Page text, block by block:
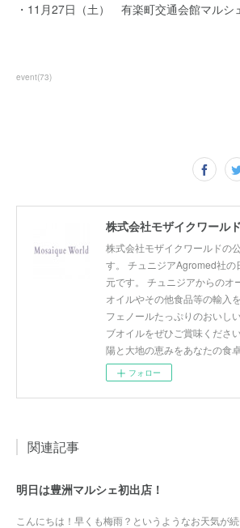
・11月27日（土） 有楽町交通会館マルシ
event(73)
株式会社モザイクワールドの
す。 チュニジアAgromed社の
元です。 チュニジアからのオ
オイルやその他食品等の輸入
フェノールたっぷりのおいし
ブオイルをぜひご賞味くださ
陽と大地の恵みをあなたの食
フォロー
関連記事
明日は豊洲マルシェ初出店！
こんにちは！早くも梅雨？というようなお天気が